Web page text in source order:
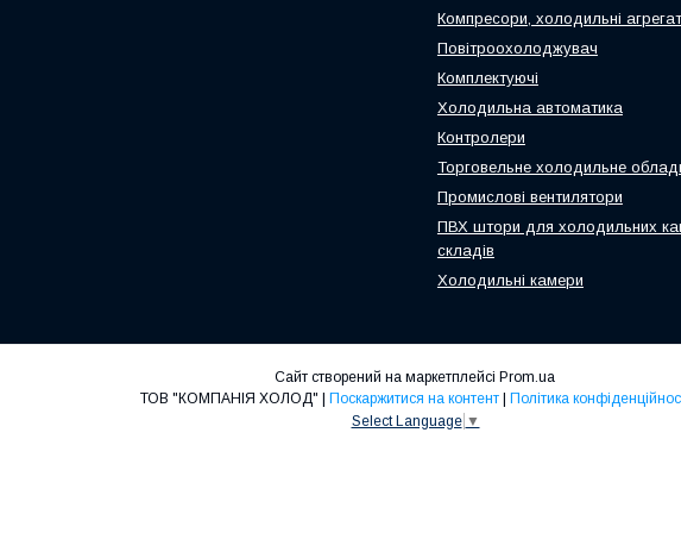
Компресори, холодильні
Повітроохолоджувач
Комплектуючі
Холодильна автоматика
Контролери
Торговельне холодильне
Промислові вентилятори
ПВХ штори для холодильних
складів
Холодильні камери
Сайт створений на маркетплейсі Prom.ua
ТОВ "КОМПАНІЯ ХОЛОД" | Поскаржитися на контент | Політика
Select Language ▼